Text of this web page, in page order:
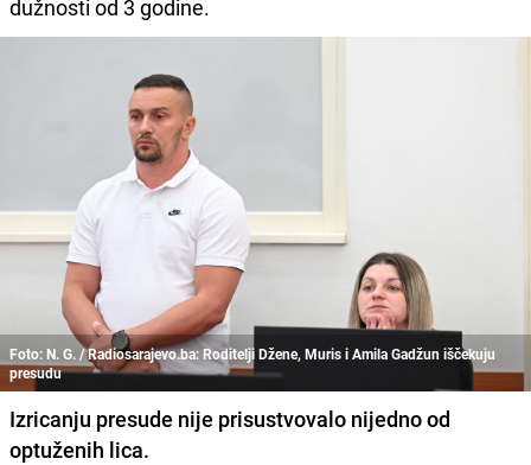
dužnosti od 3 godine.
Foto: N. G. / Radiosarajevo.ba: Roditelji Džene, Muris i Amila Gadžun iščekuju
presudu
Izricanju presude nije prisustvovalo nijedno od
optuženih lica.